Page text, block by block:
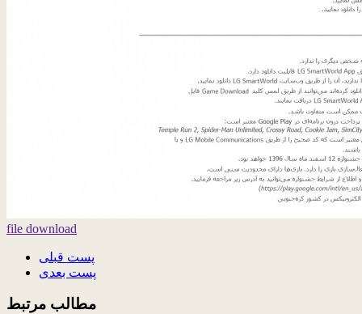
file download
پست قبلی
پست بعدی
مطالب مرتبط